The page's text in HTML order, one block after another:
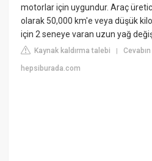
motorlar için uygundur. Araç
olarak 50,000 km'e veya düşük
için 2 seneye varan uzun yağ
Kaynak kaldırma talebi |
hepsiburada.com